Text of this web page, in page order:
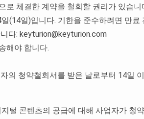
로 체결한 계약을 철회할 권리가 있습니
(14일)입니다. 기한을 준수하려면 만료
다: keyturion@keyturion.com
해야 합니다.
의 청약철회서를 받은 날로부터 14일
털 콘텐츠의 공급에 대해 사업자가 청